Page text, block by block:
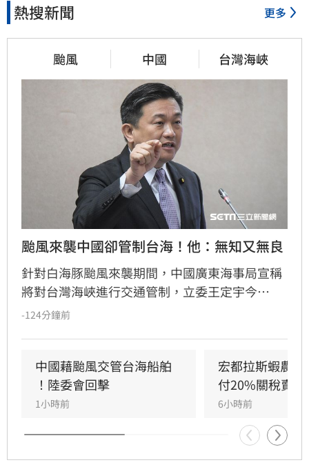
熱搜新聞 更多
颱風 中國 台灣海峽
颱風來襲中國卻管制台海！他：無知又無良
針對白海豚颱風來襲期間，中國廣東海事局宣稱
將對台灣海峽進行交通管制，立委王定宇今
（8）日嚴詞批評，直指中國政府此舉既無知又
方，更藐視國際規範。他強調，中國人民處於水
深火熱，政府卻忙於政治操作。王定宇感嘆，中
國作為大國卻缺乏基本素質，並再次提醒「誰跟
-124分鐘前
中國藉颱風交管台海船舶
！陸委會回擊
1小時前
宏都拉斯蝦農
付20%關稅賣台
6小時前